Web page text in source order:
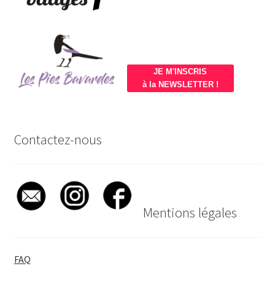
JE M'INSCRIS
à la NEWSLETTER !
Contactez-nous
Mentions légales
FAQ